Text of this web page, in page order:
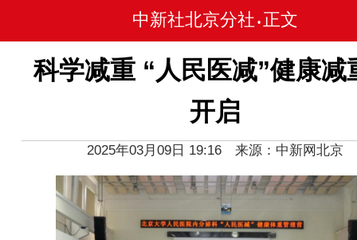
中新社北京分社 • 正文
科学减重 “人民医减”健康减
开启
2025年03月09日 19:16 来源：中新网北京